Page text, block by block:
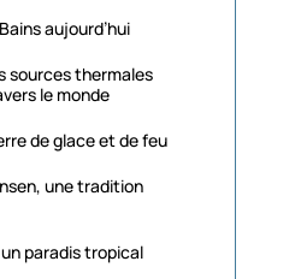
aujourd’hui
sources thermales
le monde
de glace et de feu
une tradition
paradis tropical